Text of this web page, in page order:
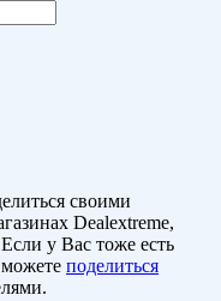
своими
Dealextreme,
у Вас тоже есть
поделиться